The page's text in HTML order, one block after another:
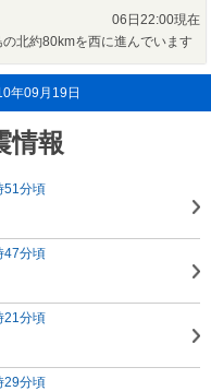
06日22:00現在
北約80kmを西に進んでいます
年09月19日
情報
51分頃
47分頃
21分頃
29分頃